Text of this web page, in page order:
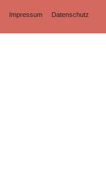
Impressum Datenschutz